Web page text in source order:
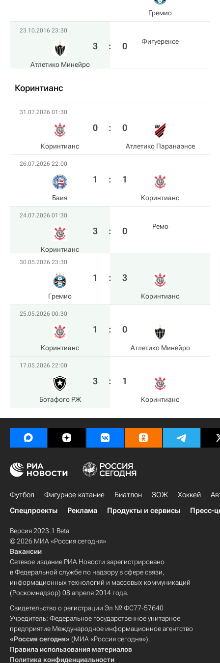
Гремио
23.10.2016 23:30
Атлетико Минейро
3 : 0 Фигуеренсе
Коринтианс
31.07.2026 01:30
Коринтианс
0 : 0
Атлетико Паранаэнсе
26.07.2026 22:00
Баия
1 : 1
Коринтианс
24.07.2026 01:30
Коринтианс
3 : 0 Ремо
30.05.2026 23:30
Гремио
1 : 3
Коринтианс
25.05.2026 00:30
Коринтианс
1 : 0
Атлетико Минейро
17.05.2026 22:00
Ботафого РЖ
3 : 1
Коринтианс
Футбол Фигурное катание Биатлон ЗОЖ Хоккей
Спецпроекты
Реклама Продукты и сервисы Пресс-
Версия 2023.1 Beta
© 2026 МИА «Россия сегодня»
Вакансии
Сетевое издание РИА Новости зарегистрировано
в Федеральной службе по надзору в сфере связи,
информационных технологий и массовых коммуникаций
(Роскомнадзор) 08 апреля 2014 года.
Свидетельство о регистрации Эл № ФС77-57640
Учредитель: Федеральное государственное унитарное
предприятие Международное информационное агентство
«Россия сегодня» (МИА «Россия сегодня»).
Правила использования материалов
Политика конфиденциальности